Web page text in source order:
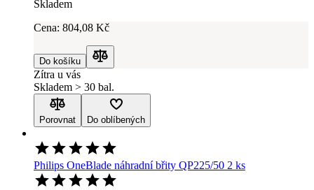
Skladem
Cena: 804,08 Kč
Do košíku
Porovnat
Zítra u vás
Skladem > 30 bal.
Porovnat Do oblíbených
Philips OneBlade náhradní břity QP225/50 2 ks